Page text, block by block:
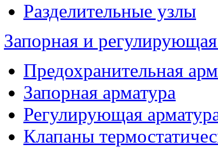
Разделительные узлы
Запорная и
Предохранительная
Запорная арматура
Регулирующая
Клапаны